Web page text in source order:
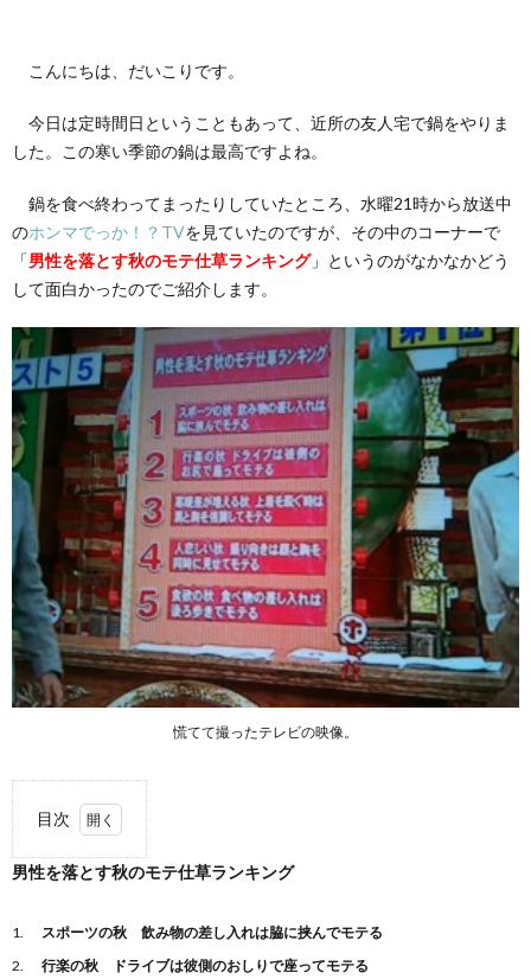
こんにちは、だいこりです。
今日は定時間日ということもあって、近所の友人宅で鍋をやりま
した。この寒い季節の鍋は最高ですよね。
鍋を食べ終わってまったりしていたところ、水曜21時から放送中
のホンマでっか！？TVを見ていたのですが、その中のコーナーで
「男性を落とす秋のモテ仕草ランキング」というのがなかなかどう
して面白かったのでご紹介します。
慌てて撮ったテレビの映像。
目次
1.
男性
とす
モテ
男性を落とす秋のモテ仕草ランキング
スポーツの秋 飲み物の差し入れは脇に挟んでモテる
行楽の秋 ドライブは彼側のおしりで座ってモテる